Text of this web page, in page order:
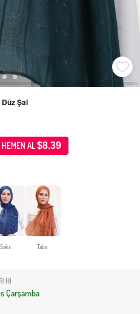
Düz Şal
HEMEN AL$8.39
Saks Taba
Çarşamba